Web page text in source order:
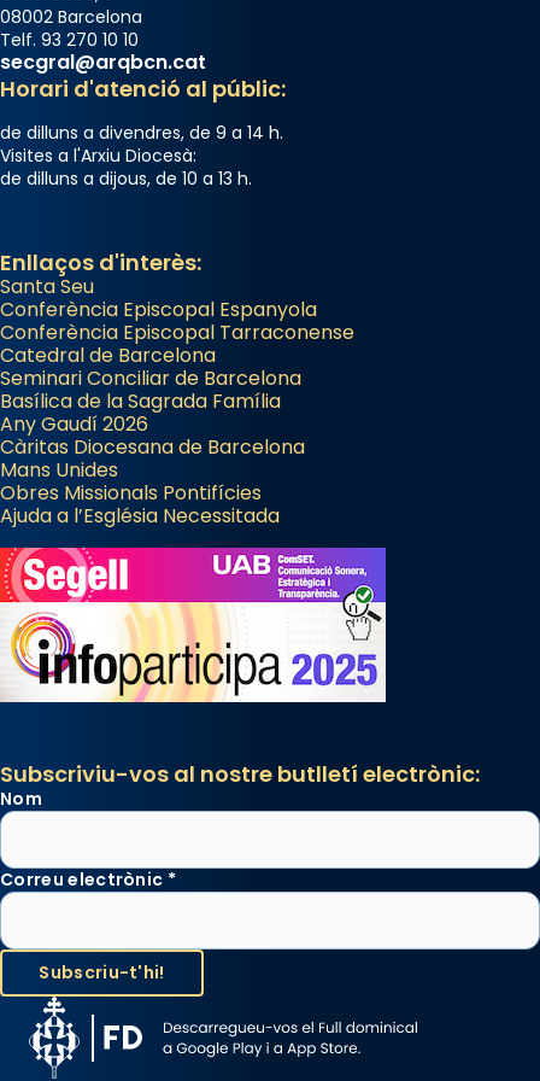
08002 Barcelona
Telf. 93 270 10 10
secgral@arqbcn.cat
Horari d'atenció al públic:
de dilluns a divendres, de 9 a 14 h.
Visites a l'Arxiu Diocesà:
de dilluns a dijous, de 10 a 13 h.
Enllaços d'interès:
Santa Seu
Conferència Episcopal Espanyola
Conferència Episcopal Tarraconense
Catedral de Barcelona
Seminari Conciliar de Barcelona
Basílica de la Sagrada Família
Any Gaudí 2026
Càritas Diocesana de Barcelona
Mans Unides
Obres Missionals Pontifícies
Ajuda a l’Església Necessitada
Subscriviu-vos al nostre butlletí electrònic:
Nom
Correu electrònic *